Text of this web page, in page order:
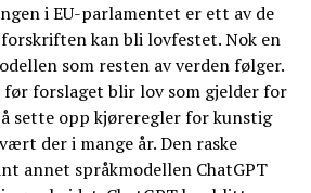
i EU-parlamentet er ett av de
kan bli lovfestet. Nok en
som resten av verden følger.
forslaget blir lov som gjelder for
sette opp kjøreregler for kunstig
der i mange år. Den raske
annet språkmodellen ChatGPT